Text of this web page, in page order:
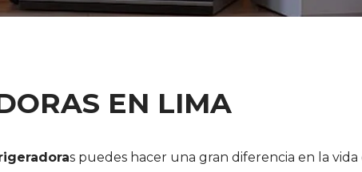
EN LIMA
s puedes hacer una gran diferencia en la